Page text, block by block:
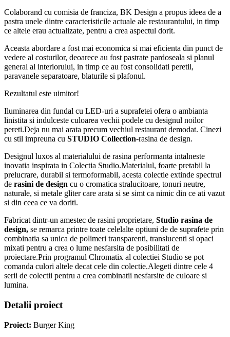
Colaborand cu comisia de franciza, BK Design a propus ideea de a
pastra unele dintre caracteristicile actuale ale restaurantului, in timp
ce altele erau actualizate, pentru a crea aspectul dorit.
Aceasta abordare a fost mai economica si mai eficienta din punct de
vedere al costurilor, deoarece au fost pastrate pardoseala si planul
general al interiorului, in timp ce au fost consolidati peretii,
paravanele separatoare, blaturile si plafonul.
Rezultatul este uimitor!
Iluminarea din fundal cu LED-uri a suprafetei ofera o ambianta
linistita si indulceste culoarea vechii podele cu designul noilor
pereti.Deja nu mai arata precum vechiul restaurant demodat. Cinezi
cu stil impreuna cu STUDIO Collection-rasina de design.
Designul luxos al materialului de rasina performanta intalneste
inovatia inspirata in Colectia Studio.Materialul, foarte pretabil la
prelucrare, durabil si termoformabil, acesta colectie extinde spectrul
de rasini de design cu o cromatica stralucitoare, tonuri neutre,
naturale, si metale gliter care arata si se simt ca nimic din ce ati vazut
si din ceea ce va doriti.
Fabricat dintr-un amestec de rasini proprietare, Studio rasina de
design, se remarca printre toate celelalte optiuni de de suprafete prin
combinatia sa unica de polimeri transparenti, translucenti si opaci
mixati pentru a crea o lume nesfarsita de posibilitati de
proiectare.Prin programul Chromatix al colectiei Studio se pot
comanda culori altele decat cele din colectie.Alegeti dintre cele 4
serii de colectii pentru a crea combinatii nesfarsite de culoare si
lumina.
Detalii proiect
Proiect: Burger King